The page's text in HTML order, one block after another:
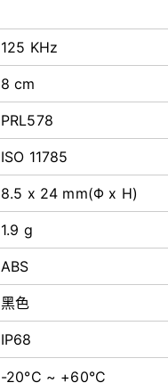
125 KHz
8 cm
PRL578
ISO 11785
8.5 x 24 mm(Φ x H)
1.9 g
ABS
黑色
IP68
-20°C ~ +60°C